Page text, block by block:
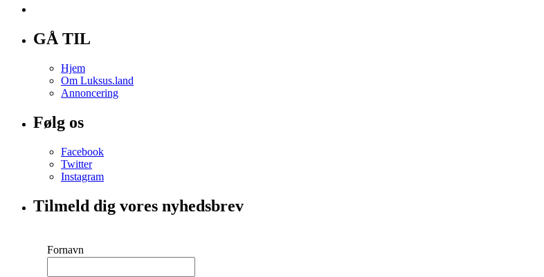
GÅ TIL
Hjem
Om Luksus.land
Annoncering
Følg os
Facebook
Twitter
Instagram
Tilmeld dig vores nyhedsbrev
Fornavn